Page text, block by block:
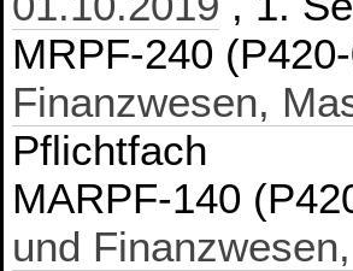
MRPF-240
Finanzwesen,
Pflichtfach
MARPF-140
und